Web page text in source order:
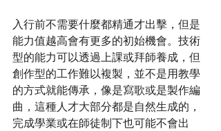
入行前不需要什麼都精通才出擊，但是
能力值越高會有更多的初始機會。技術
型的能力可以透過上課或拜師養成，但
創作型的工作難以複製，並不是用教學
的方式就能傳承，像是寫歌或是製作編
曲，這種人才大部分都是自然生成的，
完成學業或在師徒制下也可能不會出